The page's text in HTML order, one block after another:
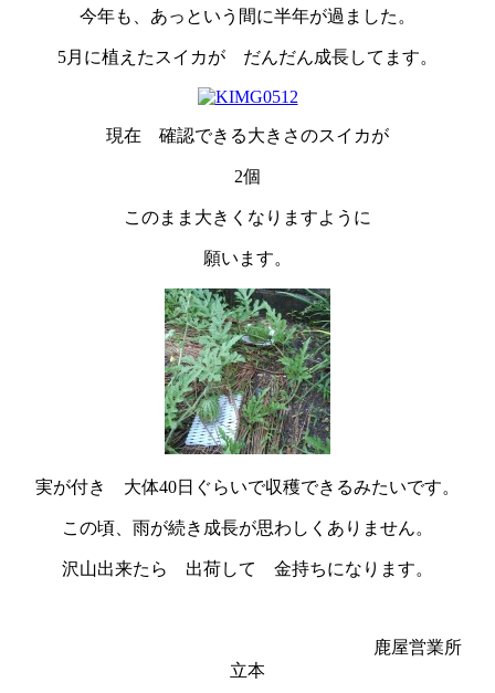
今年も、あっという間に半年が過ました。
5月に植えたスイカが だんだん成長してます。
現在 確認できる大きさのスイカが
2個
このまま大きくなりますように
願います。
実が付き 大体40日ぐらいで収穫できるみたいです。
この頃、雨が続き成長が思わしくありません。
沢山出来たら 出荷して 金持ちになります。
鹿屋営業所
立本